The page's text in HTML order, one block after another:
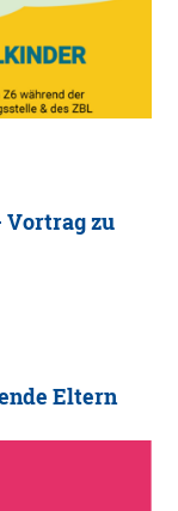
Vortrag zu
Eltern